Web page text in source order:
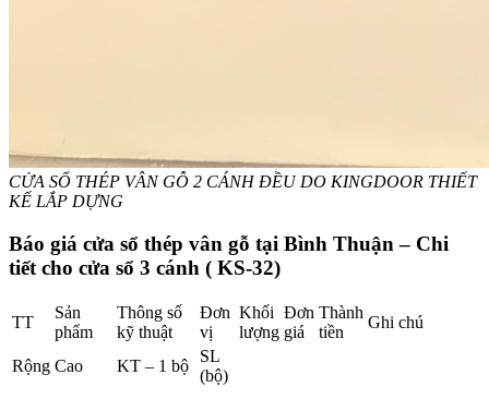
CỬA SỔ THÉP VÂN GỖ 2 CÁNH ĐỀU DO KINGDOOR THIẾT
KẾ LẮP DỰNG
Báo giá cửa sổ thép vân gỗ tại Bình Thuận – Chi
tiết cho cửa sổ 3 cánh ( KS-32)​
TT
Sản
phẩm
Thông số
kỹ thuật
Đơn
vị
Khối
lượng
Đơn
giá
Thành
tiền
Ghi chú
Rộng Cao KT – 1 bộ
SL
(bộ)